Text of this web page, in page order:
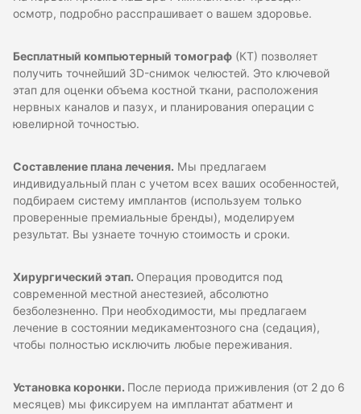
осмотр, подробно расспрашивает о вашем здоровье.
Бесплатный компьютерный томограф (КТ) позволяет
получить точнейший 3D-снимок челюстей. Это ключевой
этап для оценки объема костной ткани, расположения
нервных каналов и пазух, и планирования операции с
ювелирной точностью.
Составление плана лечения. Мы предлагаем
индивидуальный план с учетом всех ваших особенностей,
подбираем систему имплантов (используем только
проверенные премиальные бренды), моделируем
результат. Вы узнаете точную стоимость и сроки.
Хирургический этап. Операция проводится под
современной местной анестезией, абсолютно
безболезненно. При необходимости, мы предлагаем
лечение в состоянии медикаментозного сна (седация),
чтобы полностью исключить любые переживания.
Установка коронки. После периода приживления (от 2 до 6
месяцев) мы фиксируем на имплантат абатмент и